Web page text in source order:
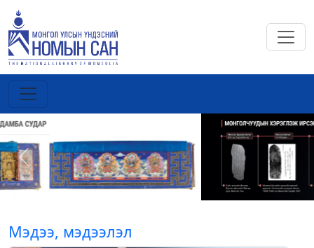
Previous Next
Мэдээ, мэдээлэл